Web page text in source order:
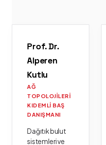
Prof. Dr.
Alperen
Kutlu
AĞ
TOPOLOJILERI
KIDEMLI BAŞ
DANIŞMANI
Dağıtık bulut
sistemleri ve